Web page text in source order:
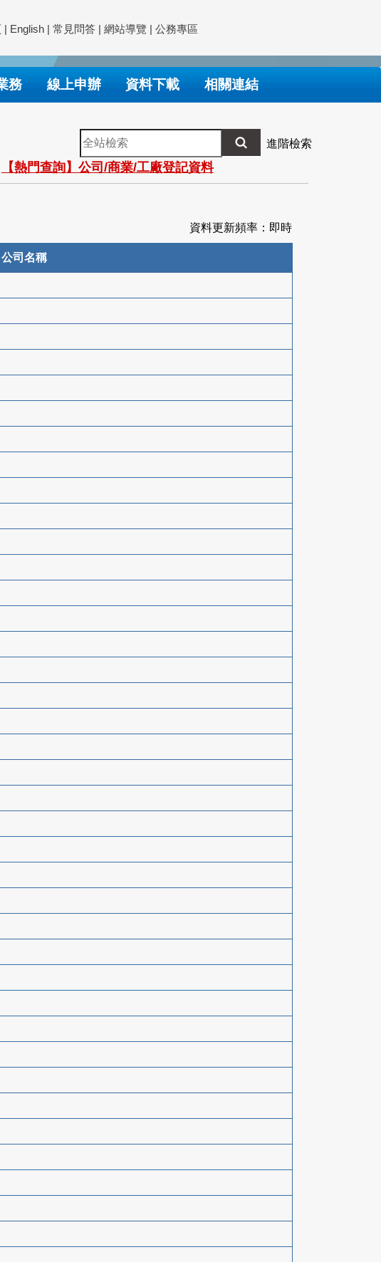
| English | 常見問答 | 網站導覽 | 公務專區
務 線上申辦 資料下載 相關連結
全
站
檢
索
進階檢索
【熱門查詢】公司/商業/工廠登記資料
資料更新頻率：即時
公司名稱